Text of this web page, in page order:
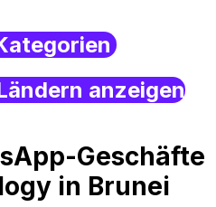
anzeigen
Geschäfte
in Brunei